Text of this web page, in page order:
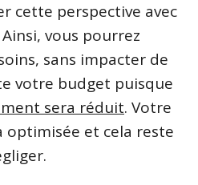
cette perspective avec
vous pourrez
sans impacter de
votre budget puisque
sera réduit. Votre
optimisée et cela reste